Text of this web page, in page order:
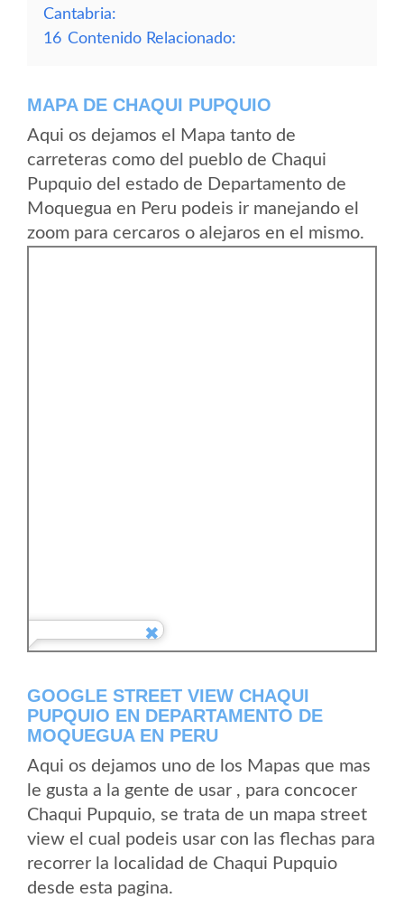
Cantabria:
16 Contenido Relacionado:
MAPA DE CHAQUI PUPQUIO
Aqui os dejamos el Mapa tanto de
carreteras como del pueblo de Chaqui
Pupquio del estado de Departamento de
Moquegua en Peru podeis ir manejando el
zoom para cercaros o alejaros en el mismo.
GOOGLE STREET VIEW CHAQUI
PUPQUIO EN DEPARTAMENTO DE
MOQUEGUA EN PERU
Aqui os dejamos uno de los Mapas que mas
le gusta a la gente de usar , para concocer
Chaqui Pupquio, se trata de un mapa street
view el cual podeis usar con las flechas para
recorrer la localidad de Chaqui Pupquio
desde esta pagina.